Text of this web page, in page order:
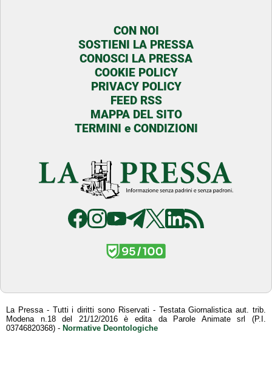
CON NOI
SOSTIENI LA PRESSA
CONOSCI LA PRESSA
COOKIE POLICY
PRIVACY POLICY
FEED RSS
MAPPA DEL SITO
TERMINI e CONDIZIONI
La Pressa - Tutti i diritti sono Riservati - Testata Giornalistica aut. trib.
Modena n.18 del 21/12/2016 è edita da Parole Animate srl (P.I.
03746820368) - Normative Deontologiche